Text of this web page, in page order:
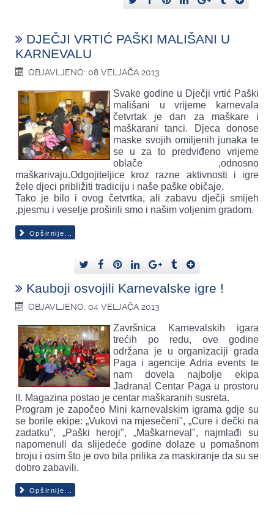
DJEČJI VRTIĆ PAŠKI MALIŠANI U
KARNEVALU
OBJAVLJENO: 08 VELJAČA 2013
Svake godine u Dječji vrtić Paški
mališani u vrijeme karnevala
četvrtak je dan za maškare i
maškarani tanci. Djeca donose
maske svojih omiljenih junaka te
se u za to predviđeno vrijeme
oblače ,odnosno
maškarivaju.Odgojiteljice kroz razne aktivnosti i igre
žele djeci približiti tradiciju i naše paške običaje.
Tako je bilo i ovog četvrtka, ali zabavu dječji smijeh
,pjesmu i veselje proširili smo i našim voljenim gradom.
Opširnije...
Kauboji osvojili Karnevalske igre !
OBJAVLJENO: 04 VELJAČA 2013
Završnica Karnevalskih igara
trećih po redu, ove godine
održana je u organizaciji grada
Paga i agencije Adria events te
nam dovela najbolje ekipa
Jadrana! Centar Paga u prostoru
II. Magazina postao je centar maškaranih susreta.
Program je započeo Mini karnevalskim igrama gdje su
se borile ekipe: „Vukovi na mjesečeni", „Cure i dečki na
zadatku", „Paški heroji", „Maškarneval", najmlađi su
napomenuli da slijedeće godine dolaze u pomašnom
broju i osim što je ovo bila prilika za maskiranje da su se
dobro zabavili.
Opširnije...